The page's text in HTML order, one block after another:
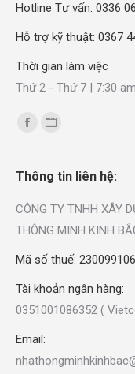
Hotline Tư vấn: 0336
Hỗ trợ kỹ thuật: 0367
Thời gian làm việc
Thứ 2 - Thứ 7 | 7:30
Find us on:
Thông tin liên hệ:
CÔNG TY TNHH XÂY
THÔNG MINH KINH
Mã số thuế:
Tài khoản ngân hàng:
0351001086352 (
Email: